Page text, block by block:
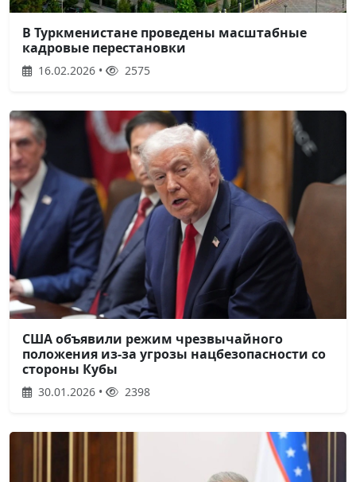
В Туркменистане проведены масштабные
кадровые перестановки
16.02.2026 • 2575
США объявили режим чрезвычайного
положения из-за угрозы нацбезопасности со
стороны Кубы
30.01.2026 • 2398